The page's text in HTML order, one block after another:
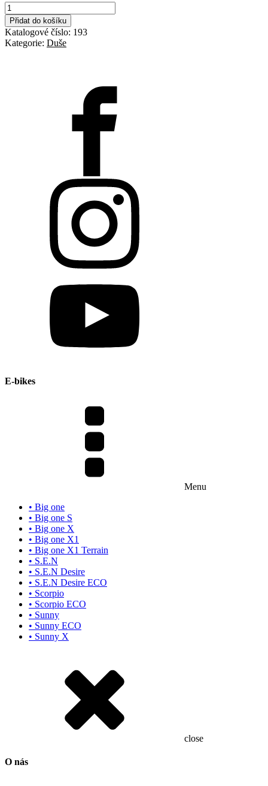
Duše
12"
(62-
203)
AV
Přidat do košíku
Katalogové číslo: 193
Kategorie: Duše
E-bikes
Menu
• Big one
• Big one S
• Big one X
• Big one X1
• Big one X1 Terrain
• S.E.N
• S.E.N Desire
• S.E.N Desire ECO
• Scorpio
• Scorpio ECO
• Sunny
• Sunny ECO
• Sunny X
close
O nás